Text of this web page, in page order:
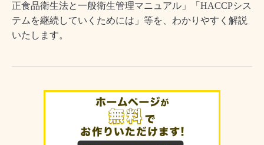
正食品衛生法と一般衛生管理マニュアル」「HACCPシス
テムを継続していくためには」等を、わかりやすく解説
いたします。